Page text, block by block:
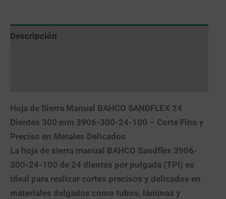
Descripción
Hoja de Sierra Manual BAHCO SANDFLEX 24
Dientes 300 mm 3906-300-24-100 – Corte Fino y
Preciso en Metales Delicados
La hoja de sierra manual BAHCO Sandflex 3906-
300-24-100 de 24 dientes por pulgada (TPI) es
ideal para realizar cortes precisos y delicados en
materiales delgados como tubos, láminas y